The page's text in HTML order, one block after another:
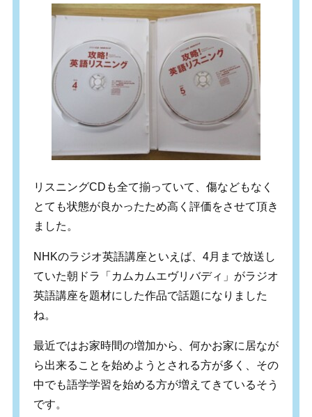
リスニングCDも全て揃っていて、傷などもなく
とても状態が良かったため高く評価をさせて頂き
ました。
NHKのラジオ英語講座といえば、4月まで放送し
ていた朝ドラ「カムカムエヴリバディ」がラジオ
英語講座を題材にした作品で話題になりました
ね。
最近ではお家時間の増加から、何かお家に居なが
ら出来ることを始めようとされる方が多く、その
中でも語学学習を始める方が増えてきているそう
です。